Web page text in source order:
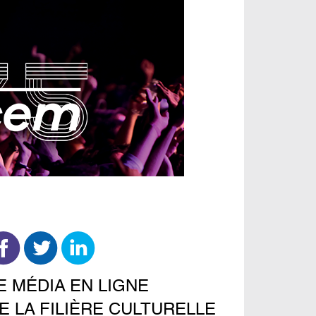
MÉDIA EN LIGNE
LA FILIÈRE CULTURELLE